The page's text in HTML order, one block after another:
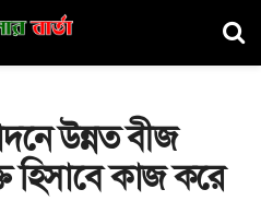
উন্নত বীজ
হিসাবে কাজ করে